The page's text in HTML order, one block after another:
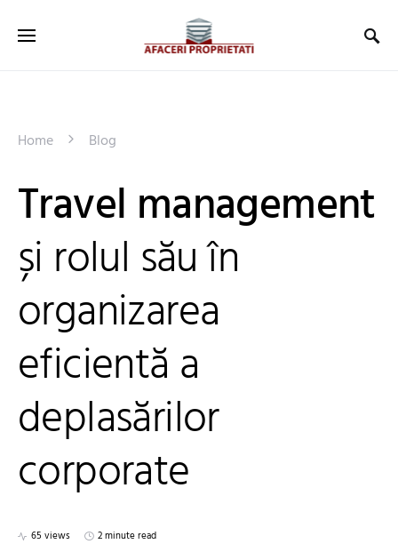
Home Blog
Travel management
și rolul său în
organizarea
eficientă a
deplasărilor
corporate
65 views 2 minute read